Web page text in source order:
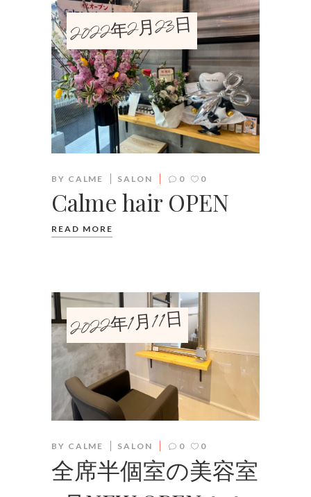
2022年2月23日
BY CALME SALON 0 0
Calme hair OPEN
READ MORE
2022年1月11日
BY CALME SALON 0 0
全席半個室の美容室